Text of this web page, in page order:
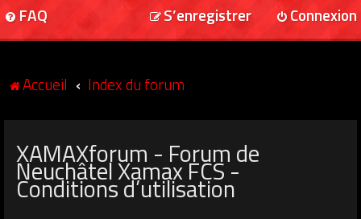
FAQ Connexion
S’enregistrer
Accueil Index du forum
XAMAXforum - Forum de
Neuchâtel Xamax FCS -
Conditions d’utilisation